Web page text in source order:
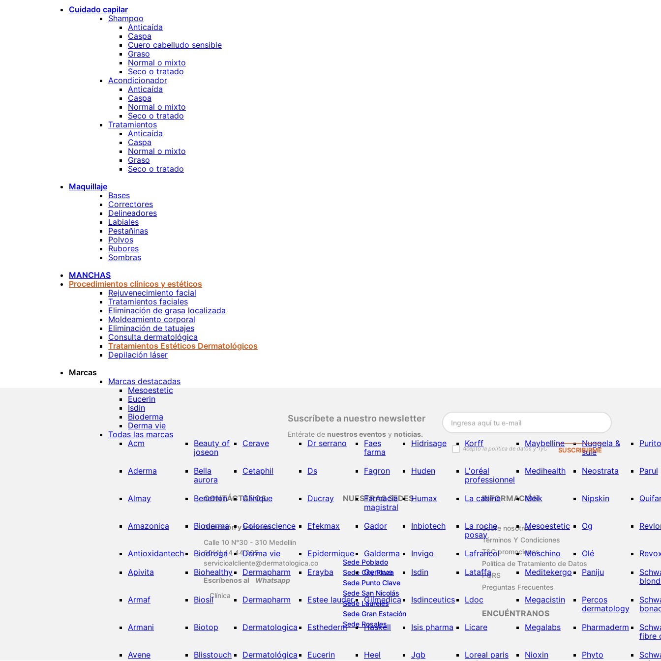
Cuidado capilar
Shampoo
Anticaída
Caspa
Cuero cabelludo sensible
Graso
Normal o mixto
Seco o tratado
Acondicionador
Anticaída
Caspa
Normal o mixto
Seco o tratado
Tratamientos
Anticaída
Caspa
Normal o mixto
Graso
Seco o tratado
Maquillaje
Bases
Correctores
Delineadores
Labiales
Pestañinas
Polvos
Rubores
Sombras
MANCHAS
Procedimientos clínicos y estéticos
Rejuvenecimiento facial
Tratamientos faciales
Eliminación de grasa localizada
Moldeamiento corporal
Eliminación de tatuajes
Consulta dermatológica
Tratamientos Estéticos Dermatológicos
Depilación láser
Marcas
Marcas destacadas
Mesoestetic
Eucerin
Isdin
Bioderma
Derma vie
Todas las marcas
Acm
Aderma
Almay
Amazonica
Antioxidantech
Apivita
Armaf
Armani
Avene
Beauty of
joseon
Bella
aurora
Benetton
Bioderma
Biodroga
Biohealthy
Biosil
Biotop
Blisstouch
Cerave
Cetaphil
Clinique
Colorescience
Derma vie
Dermapharm
Dermapharm
Dermatologica
Dermatológica
Dr serrano
Ds
Ducray
Efekmax
Epidermique
Erayba
Estee lauder
Esthederm
Eucerin
Faes
farma
Fagron
Farmacia
magistral
Gador
Galderma
Genove
Gilmedica
Haskell
Heel
Hidrisage
Huden
Humax
Inbiotech
Invigo
Isdin
Isdinceutics
Isis pharma
Jgb
Korff
L'oréal
professionnel
La cabine
La roche
posay
Lafrancol
Lataffa
Ldoc
Licare
Loreal paris
Maybelline
Medihealth
Meik
Mesoestetic
Moschino
Meditekergo
Megacistin
Megalabs
Nioxin
Nuggela &
sule
Neostrata
Nipskin
Og
Olé
Paniju
Percos
dermatology
Pharmaderm
Phyto
Purito
Parul
fibre
Suscríbete a nuestro newsletter
Entérate de nuestros eventos y noticias.
Acepto la política de datos y TyC SUSCRIBIRME
CONTÁCTANOS
Dirección y teléfono
Calle 10 N°30 - 310 Medellín
60(4) 44 44 005
servicioalcliente@dermatologica.co
Escríbenos al
Whatsapp
Clínica
NUESTRAS SEDES
Sede Poblado
Sede City Plaza
Sede Punto Clave
Sede San Nicolás
Sede Laureles
Sede Gran Estación
Sede Rosales
INFORMACIÓN
Sobre nosotros
Términos Y Condiciones
T&C promociones
Política de Tratamiento de Datos
PQRS
Preguntas Frecuentes
ENCUÉNTRANOS